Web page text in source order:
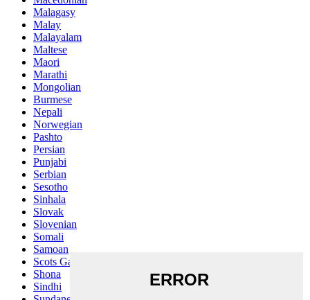
Malagasy
Malay
Malayalam
Maltese
Maori
Marathi
Mongolian
Burmese
Nepali
Norwegian
Pashto
Persian
Punjabi
Serbian
Sesotho
Sinhala
Slovak
Slovenian
Somali
Samoan
Scots Gaelic
Shona
Sindhi